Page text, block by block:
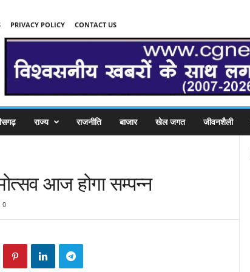
PRIVACY POLICY CONTACT US
राज्य राजनीति बाजार खेल जगत जीवनशैली
आज होगा सम्पन्न
0